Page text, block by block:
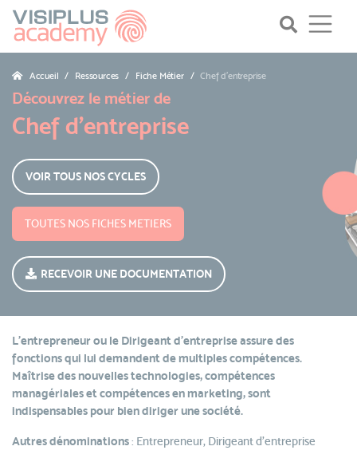
Accueil Ressources Fiche Métier Chef d’entreprise
Découvrez le métier de
Chef d’entreprise
VOIR TOUS NOS CYCLES
TOUTES NOS FICHES METIERS
RECEVOIR UNE DOCUMENTATION
L'entrepreneur ou le Dirigeant d'entreprise assure des
fonctions qui lui demandent de multiples compétences.
Maîtrise des nouvelles technologies, compétences
managériales et compétences en marketing, sont
indispensables pour bien diriger une société.
Autres dénominations: Entrepreneur, Dirigeant d'entreprise